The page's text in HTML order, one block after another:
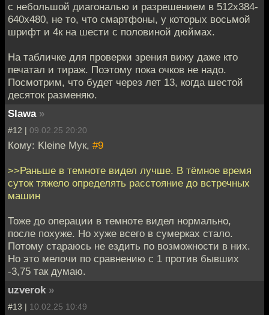
с небольшой диагональю и разрешением в 512х384-
640х480, не то, что смартфоны, у которых восьмой
шрифт и 4к на шести с половиной дюймах.
На табличке для проверки зрения вижу даже кто
печатал и тираж. Поэтому пока очков не надо.
Посмотрим, что будет через лет 13, когда шестой
десяток разменяю.
Slawa »
#12 | 09.02.25 20:20
Кому: Kleine Мук, #9
>>Раньше в темноте видел лучше. В тёмное время
суток тяжело определять расстояние до встречных
машин
Тоже до операции в темноте видел нормально,
после похуже. Но хуже всего в сумерках стало.
Потому стараюсь не ездить по возможности в них.
Но это мелочи по сравнению с 1 против бывших
-3,75 так думаю.
uzverok »
#13 | 10.02.25 10:49